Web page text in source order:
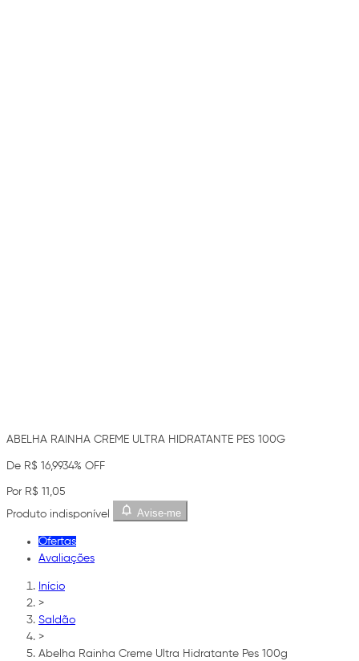
ABELHA RAINHA CREME ULTRA HIDRATANTE PES 100G
De R$ 16,9934% OFF
Por R$ 11,05
Produto indisponível
Avise-me
Ofertas
Avaliações
Início
>
Saldão
>
Abelha Rainha Creme Ultra Hidratante Pes 100g